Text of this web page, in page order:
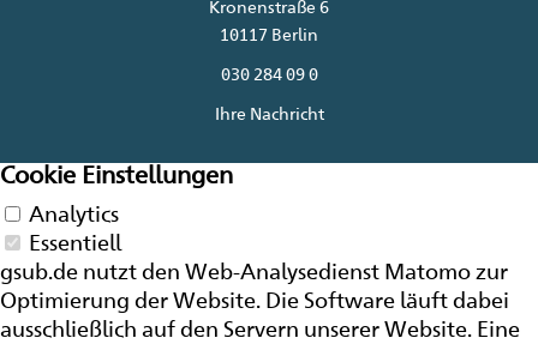
Kronenstraße 6
10117 Berlin
030 284 09 0
Ihre Nachricht
Cookie Einstellungen
Analytics
Essentiell
gsub.de nutzt den Web-Analysedienst Matomo zur
Optimierung derWebsite. Die Software läuft dabei
ausschließlich auf den Servern unsererWebsite. Eine